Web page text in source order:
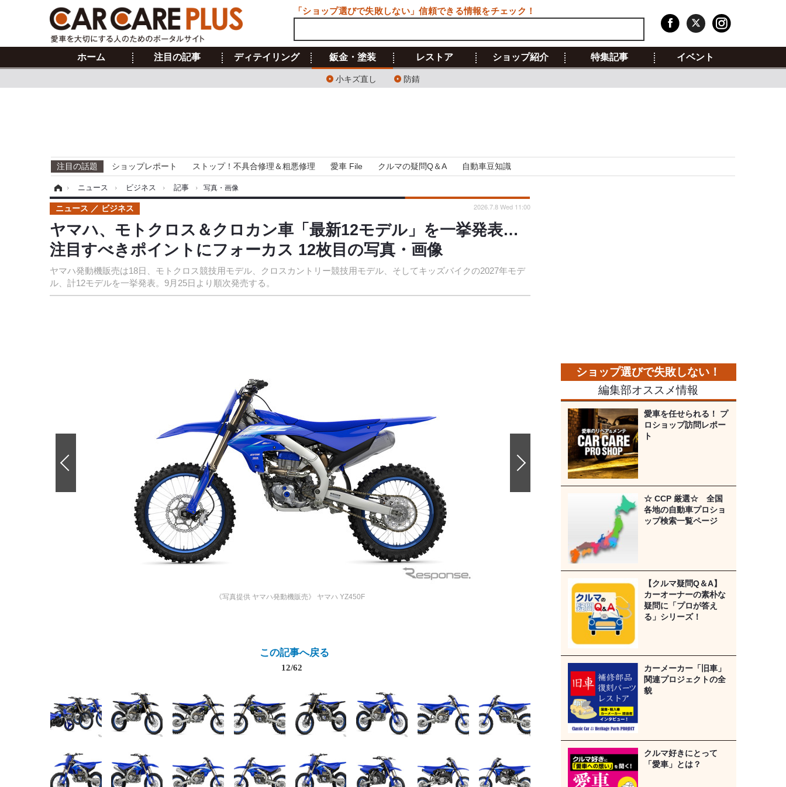
ホーム 注目の記事 ディテイリング 鈑金・塗装
小キズ直し 防錆
レストア ショップ紹介 特集記事 イベント
注目の話題 ショップレポート ストップ！不具合修理＆粗悪修理 愛車 File クルマの疑問Q＆A 自動車豆知識
› ニュース › ビジネス › 記事 › 写真・画像
ヤマハ、モトクロス＆クロカン車「最新12モデル」を一挙発表…
注目すべきポイントにフォーカス 12枚目の写真・画像
ヤマハ発動機販売は18日、モトクロス競技用モデル、クロスカントリー競技用モデル、そしてキッズバイクの2027年モデ
ル、計12モデルを一挙発表。9月25日より順次発売する。
ニュース ビジネス 2026.7.8 Wed 11:00
《写真提供 ヤマハ発動機販売》 ヤマハ YZ450F
この記事へ戻る
12/62
編集部オススメ情報
愛車を任せられる！ プ
ロショップ訪問レポー
ト
☆ CCP 厳選☆ 全国
各地の自動車プロショ
ップ検索一覧ページ
【クルマ疑問Q＆A】
カーオーナーの素朴な
疑問に「プロが答え
る」シリーズ！
カーメーカー「旧車」
関連プロジェクトの全
貌
クルマ好きにとって
「愛車」とは？
「ショップ選びで失敗しない」信頼できる情報をチェック！